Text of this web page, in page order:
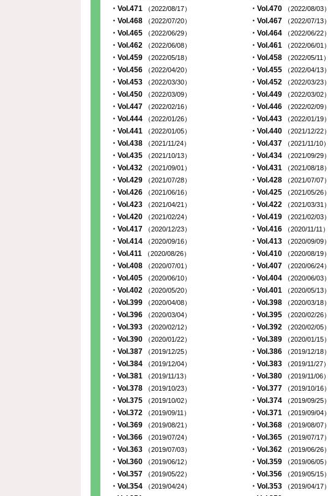
・Vol.471 （2022/08/17） ・Vol.470 （2022/08/03）
・Vol.468 （2022/07/20） ・Vol.467 （2022/07/13）
・Vol.465 （2022/06/29） ・Vol.464 （2022/06/22）
・Vol.462 （2022/06/08） ・Vol.461 （2022/06/01）
・Vol.459 （2022/05/18） ・Vol.458 （2022/05/11）
・Vol.456 （2022/04/20） ・Vol.455 （2022/04/13）
・Vol.453 （2022/03/30） ・Vol.452 （2022/03/23）
・Vol.450 （2022/03/09） ・Vol.449 （2022/03/02）
・Vol.447 （2022/02/16） ・Vol.446 （2022/02/09）
・Vol.444 （2022/01/26） ・Vol.443 （2022/01/19）
・Vol.441 （2022/01/05） ・Vol.440 （2021/12/22）
・Vol.438 （2021/11/24） ・Vol.437 （2021/11/10）
・Vol.435 （2021/10/13） ・Vol.434 （2021/09/29）
・Vol.432 （2021/09/01） ・Vol.431 （2021/08/18）
・Vol.429 （2021/07/28） ・Vol.428 （2021/07/07）
・Vol.426 （2021/06/16） ・Vol.425 （2021/05/26）
・Vol.423 （2021/04/21） ・Vol.422 （2021/03/31）
・Vol.420 （2021/02/24） ・Vol.419 （2021/02/03）
・Vol.417 （2020/12/23） ・Vol.416 （2020/11/11）
・Vol.414 （2020/09/16） ・Vol.413 （2020/09/09）
・Vol.411 （2020/08/26） ・Vol.410 （2020/08/19）
・Vol.408 （2020/07/01） ・Vol.407 （2020/06/24）
・Vol.405 （2020/06/10） ・Vol.404 （2020/06/03）
・Vol.402 （2020/05/20） ・Vol.401 （2020/05/13）
・Vol.399 （2020/04/08） ・Vol.398 （2020/03/18）
・Vol.396 （2020/03/04） ・Vol.395 （2020/02/26）
・Vol.393 （2020/02/12） ・Vol.392 （2020/02/05）
・Vol.390 （2020/01/22） ・Vol.389 （2020/01/15）
・Vol.387 （2019/12/25） ・Vol.386 （2019/12/18）
・Vol.384 （2019/12/04） ・Vol.383 （2019/11/27）
・Vol.381 （2019/11/13） ・Vol.380 （2019/11/06）
・Vol.378 （2019/10/23） ・Vol.377 （2019/10/16）
・Vol.375 （2019/10/02） ・Vol.374 （2019/09/25）
・Vol.372 （2019/09/11） ・Vol.371 （2019/09/04）
・Vol.369 （2019/08/21） ・Vol.368 （2019/08/07）
・Vol.366 （2019/07/24） ・Vol.365 （2019/07/17）
・Vol.363 （2019/07/03） ・Vol.362 （2019/06/26）
・Vol.360 （2019/06/12） ・Vol.359 （2019/06/05）
・Vol.357 （2019/05/22） ・Vol.356 （2019/05/15）
・Vol.354 （2019/04/24） ・Vol.353 （2019/04/17）